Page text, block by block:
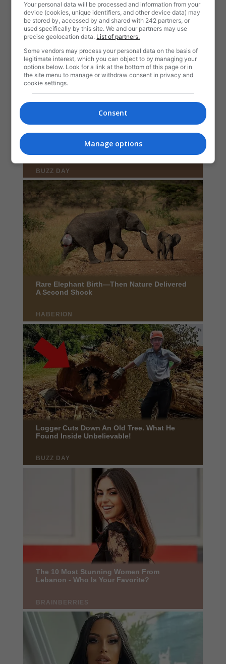
Your personal data will be processed and information from your
device (cookies, unique identifiers, and other device data) may
be stored by, accessed by and shared with 242 partners, or
used specifically by this site. We and our partners may use
precise geolocation data. List of partners.
Some vendors may process your personal data on the basis of
legitimate interest, which you can object to by managing your
options below. Look for a link at the bottom of this page or in
the site menu to manage or withdraw consent in privacy and
cookie settings.
Consent
Manage options